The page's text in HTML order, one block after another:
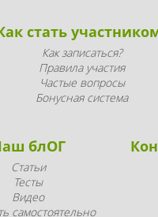
стать
Как записаться?
Правила участия
Частые вопросы
Бонусная система
блОГ
Статьи
Тесты
Видео
самостоятельно